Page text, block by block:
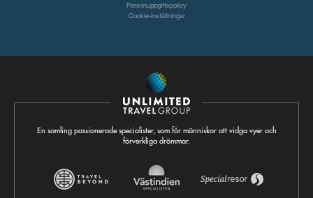
Personuppgiftspolicy
Cookie-inställningar
En samling passionerade specialister, som får människor att vidga vyer och
förverkliga drömmar.